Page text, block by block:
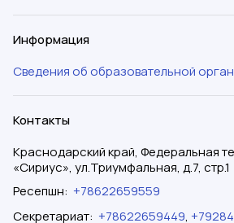
Информация
Сведения об образовательной
Контакты
Краснодарский край, Федеральная
«Сириус», ул.Триумфальная, д.7, стр.1
Ресепшн: +78622659559
Секретариат: +78622659449,